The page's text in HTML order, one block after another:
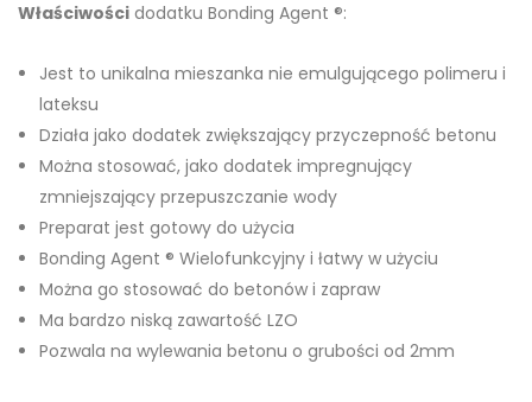
Właściwości dodatku Bonding Agent ®:
Jest to unikalna mieszanka nie emulgującego polimeru i
lateksu
Działa jako dodatek zwiększający przyczepność betonu
Można stosować, jako dodatek impregnujący
zmniejszający przepuszczanie wody
Preparat jest gotowy do użycia
Bonding Agent ® Wielofunkcyjny i łatwy w użyciu
Można go stosować do betonów i zapraw
Ma bardzo niską zawartość LZO
Pozwala na wylewania betonu o grubości od 2mm